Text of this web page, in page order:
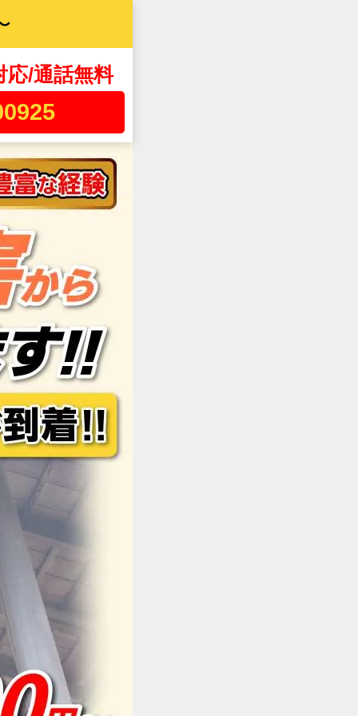
応/通話無料